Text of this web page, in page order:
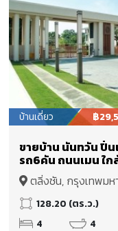
บ้านเดี่ยว ฿
ขายบ้าน นันทวัน ปิ่น
รถ6คัน ถนนเมน ใ
บ้านVISCARIA
ตลิ่งชัน, กรุงเทพมห
128.20 (ตร.ว.)
4
4